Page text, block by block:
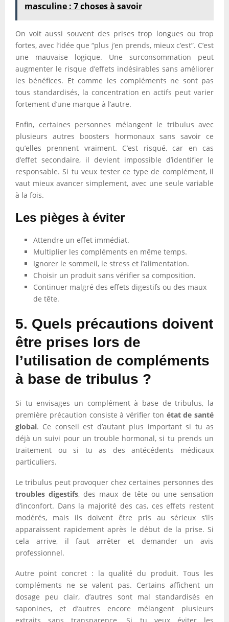
masculine : 7 choses à savoir
On voit aussi souvent des prises trop longues ou trop
fortes, avec l’idée que “plus j’en prends, mieux c’est”. C’est
une mauvaise logique. Une surconsommation peut
augmenter le risque d’effets indésirables sans améliorer
les bénéfices. Et comme les compléments ne sont pas
tous standardisés, la concentration en actifs peut varier
fortement d’une marque à l’autre.
Enfin, certaines personnes mélangent le tribulus avec
plusieurs autres boosters hormonaux sans savoir ce
qu’elles prennent vraiment. C’est risqué, car en cas
d’effet secondaire, il devient impossible d’identifier le
responsable. Si tu veux tester ce type de complément, il
vaut mieux avancer simplement, avec une seule variable
à la fois.
Les pièges à éviter
Attendre un effet immédiat.
Multiplier les compléments en même temps.
Ignorer le sommeil, le stress et l’alimentation.
Choisir un produit sans vérifier sa composition.
Continuer malgré des effets digestifs ou des maux
de tête.
5. Quels précautions doivent
être prises lors de
l’utilisation de compléments
à base de tribulus ?
Si tu envisages un complément à base de tribulus, la
première précaution consiste à vérifier ton état de santé
global. Ce conseil est d’autant plus important si tu as
déjà un suivi pour un trouble hormonal, si tu prends un
traitement ou si tu as des antécédents médicaux
particuliers.
Le tribulus peut provoquer chez certaines personnes des
troubles digestifs, des maux de tête ou une sensation
d’inconfort. Dans la majorité des cas, ces effets restent
modérés, mais ils doivent être pris au sérieux s’ils
apparaissent rapidement après le début de la prise. Si
cela arrive, il faut arrêter et demander un avis
professionnel.
Autre point concret : la qualité du produit. Tous les
compléments ne se valent pas. Certains affichent un
dosage peu clair, d’autres sont mal standardisés en
saponines, et d’autres encore mélangent plusieurs